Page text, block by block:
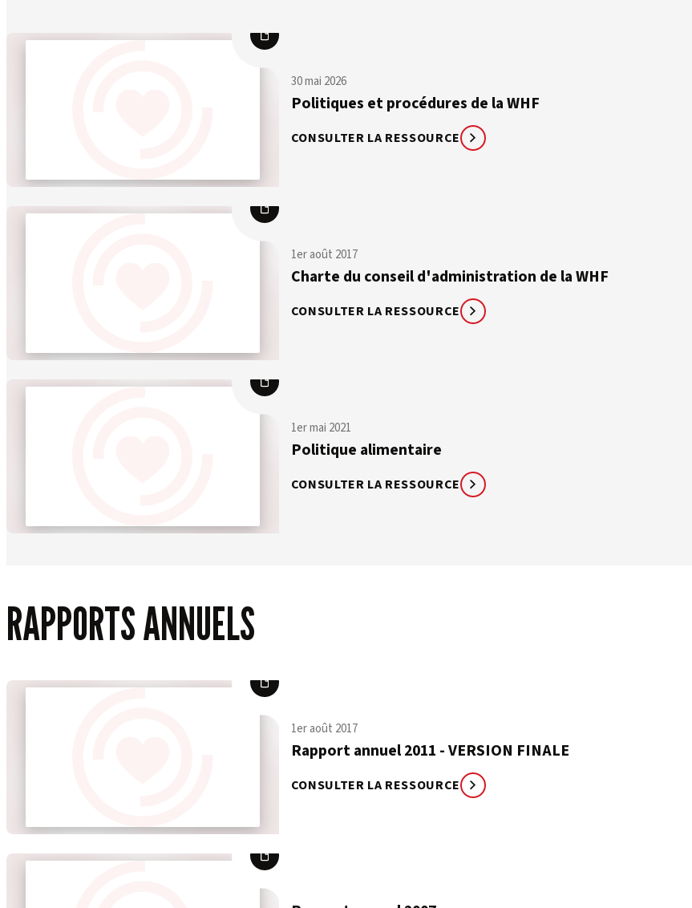
30 mai 2026
Politiques et procédures de la WHF
CONSULTER LA RESSOURCE
1er août 2017
Charte du conseil d'administration de la WHF
CONSULTER LA RESSOURCE
1er mai 2021
Politique alimentaire
CONSULTER LA RESSOURCE
RAPPORTS ANNUELS
1er août 2017
Rapport annuel 2011 - VERSION FINALE
CONSULTER LA RESSOURCE